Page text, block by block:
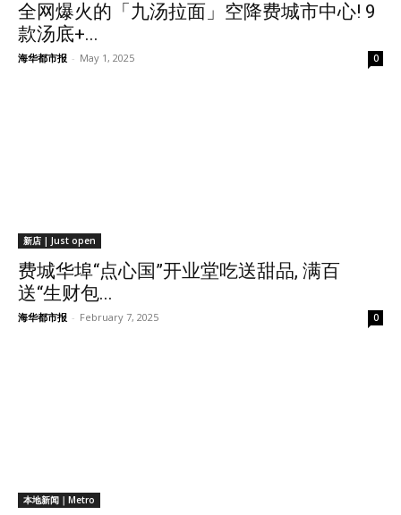
全网爆火的「九汤拉面」空降费城市中心! 9
款汤底+...
海华都市报 - May 1, 2025 0
新店 | Just open
费城华埠“点心国”开业堂吃送甜品, 满百
送“生财包...
海华都市报 - February 7, 2025 0
本地新闻｜Metro